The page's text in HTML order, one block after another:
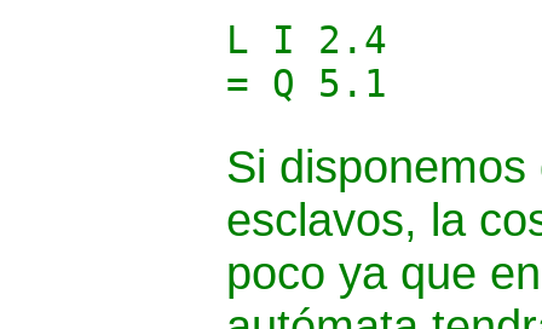
L I 2.4
= Q 5.1
Si
esclavos, la
poco ya que